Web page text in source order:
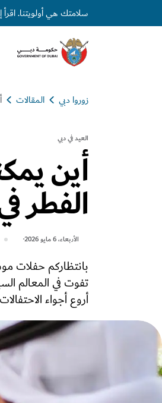
سلامتك هي أولويتنا. اقرأ
زوروا دبي المقالات
العيد في دبي
أين
الفطر
الأربعاء، 6 مايو 2026
بانتظاركم حفلات
تفوت في المعالم
أروع أجواء